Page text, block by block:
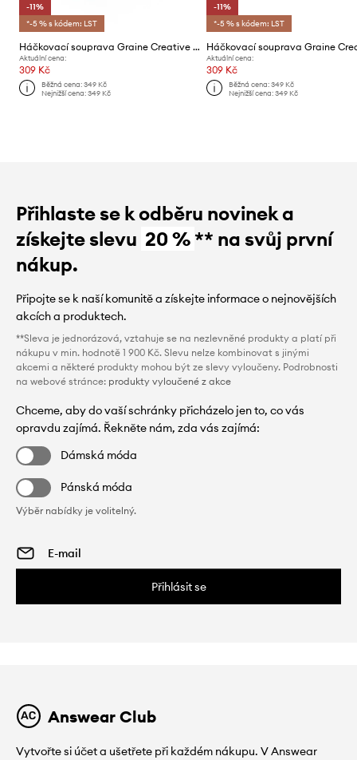
-11%
*-5 % s kódem: LST
Háčkovací souprava Graine Creative KIt Minigurami Dinosaure Taro
Aktuální cena:
309 Kč
Běžná cena:349 Kč
Nejnižší cena:349 Kč
-11%
*-5 % s kódem: LST
Aktuální cena:
309 Kč
Běžná cena: 349 Kč
Nejnižší cena: 349 Kč
Přihlaste se k odběru novinek a
získejte slevu 20 %** na svůj první
nákup.
Připojte se k naší komunitě a získejte informace o nejnovějších
akcích a produktech.
**Sleva je jednorázová, vztahuje se na nezlevněné produkty a platí při
nákupu v min. hodnotě 1 900 Kč. Slevu nelze kombinovat s jinými
akcemi a některé produkty mohou být ze slevy vyloučeny. Podrobnosti
na webové stránce: produkty vyloučené z akce
Chceme, aby do vaší schránky přicházelo jen to, co vás
opravdu zajímá. Řekněte nám, zda vás zajímá:
Dámská móda
Pánská móda
Výběr nabídky je volitelný.
Přihlásit se
Answear Club
Vytvořte si účet a ušetřete při každém nákupu. V Answear